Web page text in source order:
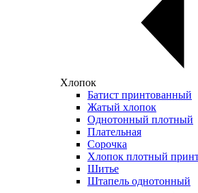
Хлопок
Батист принтованный
Жатый хлопок
Однотонный плотный
Плательная
Сорочка
Хлопок плотный
Шитье
Штапель однотонный